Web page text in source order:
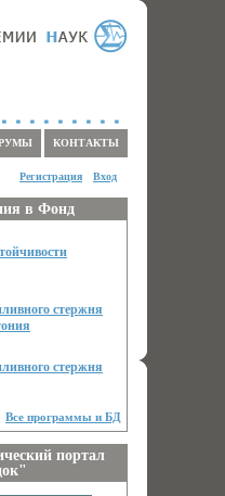
КОНТАКТЫ
Вход
Регистрация
в Фонд
стержня
стержня
Все программы и БД
портал